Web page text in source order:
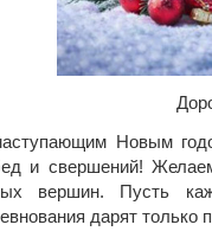
Новым
и свершений!
вершин. Пусть
дарят